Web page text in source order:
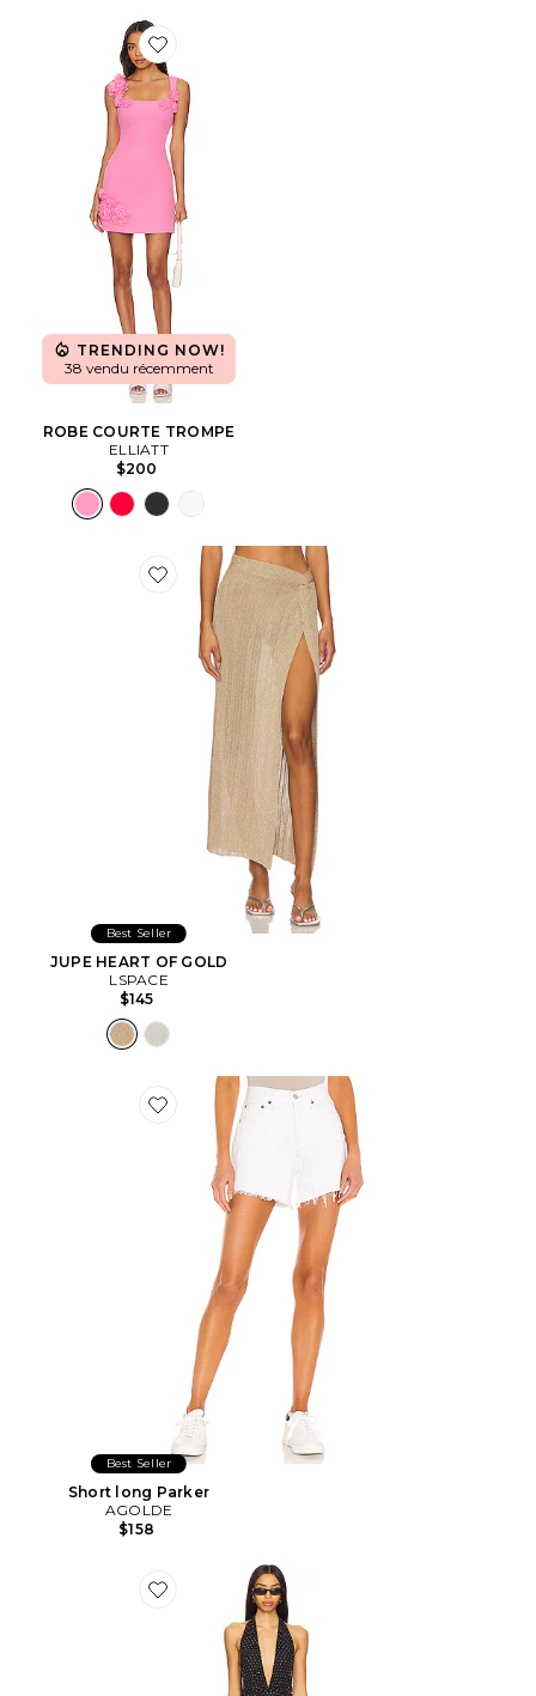
Favorite ROBE COURTE TROMPE
TRENDING NOW!
38 vendu récemment
ROBE COURTE TROMPE
ELLIATT
$200
Favorite JUPE HEART OF GOLD
Best Seller
JUPE HEART OF GOLD
LSPACE
$145
Favorite Short long Parker
Best Seller
Short long Parker
AGOLDE
$158
Favorite ROBE MAXI DISTRICT